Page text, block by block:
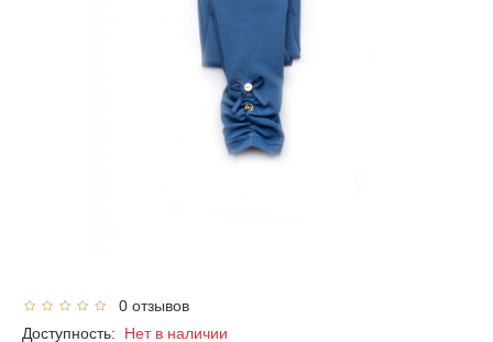
0 отзывов
Доступность: Нет в наличии